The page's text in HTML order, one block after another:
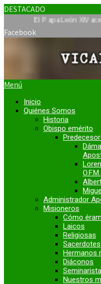
DESTACADO
El Papa León XIV acepta la
Facebook
Menú
Inicio
Quiénes Somos
Historia
Obispo emérito
O.F.M.
Administrador
Misioneros
Cómo
Laicos
Religiosas
Sacerdotes
Hermanos
Diáconos
Nuestros